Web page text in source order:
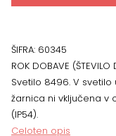
in
20,5
ŠIFRA: 60345
ROK DOBAVE (ŠTEVILO
Svetilo 8496. V svetilo
žarnica ni vključena v
(IP54).
Celoten opis